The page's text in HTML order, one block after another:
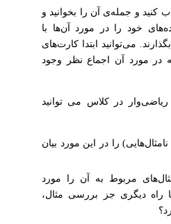
کنید و جمله‌ی آن را بخوانید و
خود را در مورد آن‌ها با
می‌توانید ابتدا کارت‌های
در مورد آن اجماع نظر وجود
در کلاس می توانید
نامثال‌هایی) را در این مورد بیان
مربوط به آن را مورد
راه دیگری جز بررسی مثال،